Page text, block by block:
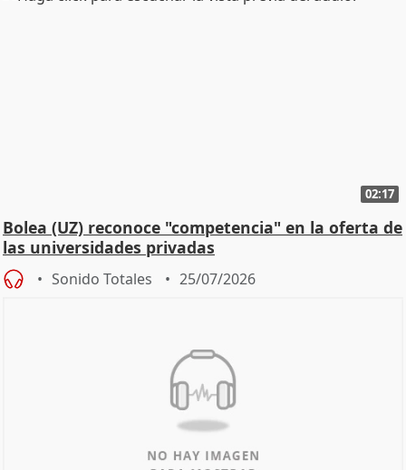
02:17
Bolea (UZ) reconoce "competencia" en la oferta de
las universidades privadas
Sonido Totales 25/07/2026